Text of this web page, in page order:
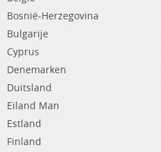
Bosnië-Herzegovina
Bulgarije
Cyprus
Denemarken
Duitsland
Eiland Man
Estland
Finland